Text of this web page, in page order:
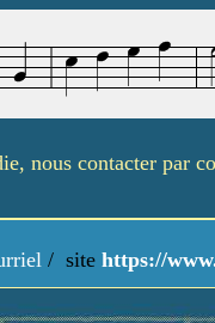
nous contacter par
/ site https://